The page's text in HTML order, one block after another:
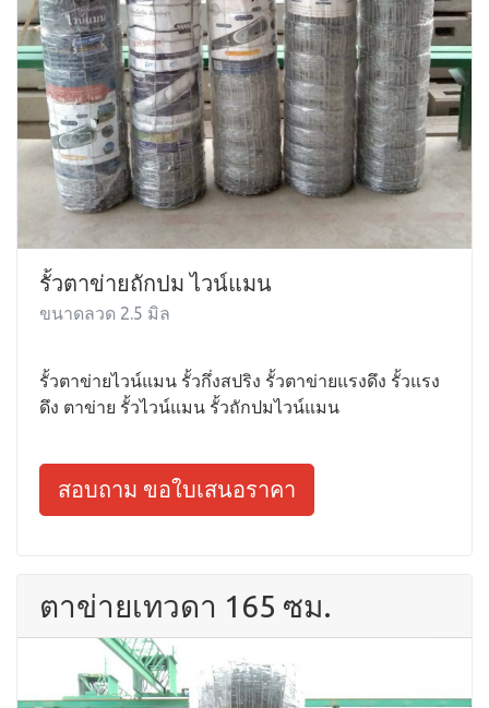
รั้วตาข่ายถักปม ไวน์แมน
ขนาดลวด 2.5 มิล
รั้วตาข่ายไวน์แมน รั้วกึ่งสปริง รั้วตาข่ายแรงดึง รั้วแรง
ดึง ตาข่าย รั้วไวน์แมน รั้วถักปมไวน์แมน
สอบถาม ขอใบเสนอราคา
ตาข่ายเทวดา 165 ซม.